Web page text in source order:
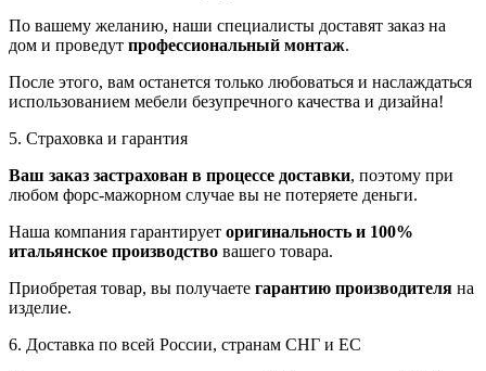
По вашему желанию, наши специалисты доставят заказ на
дом и проведут профессиональный монтаж.
После этого, вам останется только любоваться и наслаждаться
использованием мебели безупречного качества и дизайна!
5. Страховка и гарантия
Ваш заказ застрахован в процессе доставки, поэтому при
любом форс-мажорном случае вы не потеряете деньги.
Наша компания гарантирует оригинальность и 100%
итальянское производство вашего товара.
Приобретая товар, вы получаете гарантию производителя на
изделие.
6. Доставка по всей России, странам СНГ и ЕС